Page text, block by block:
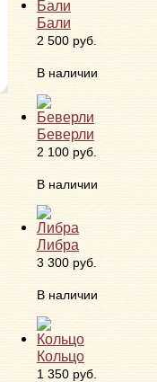
Бали
2 500 руб.
В наличии
Беверли
2 100 руб.
В наличии
Либра
3 300 руб.
В наличии
Кольцо
1 350 руб.